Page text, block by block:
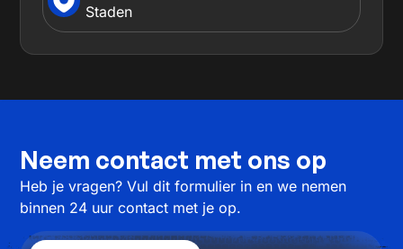
Staden
Neem contact met ons op
Heb je vragen? Vul dit formulier in en we nemen
binnen 24 uur contact met je op.